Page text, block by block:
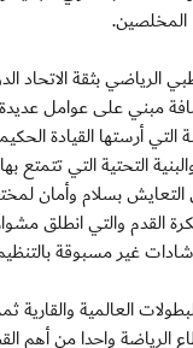
المخلصين.
بثقة الاتحاد
مبني على عوامل
التي أرستها القيادة
التحتية التي
التعايش بسلام وأمان
العالمية والقارية
الرياضة واحدا من أهم